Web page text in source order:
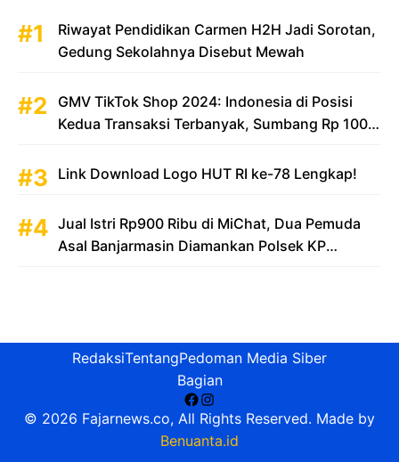
Riwayat Pendidikan Carmen H2H Jadi Sorotan,
Gedung Sekolahnya Disebut Mewah
GMV TikTok Shop 2024: Indonesia di Posisi
Kedua Transaksi Terbanyak, Sumbang Rp 100
Link Download Logo HUT RI ke-78 Lengkap!
Jual Istri Rp900 Ribu di MiChat, Dua Pemuda
Asal Banjarmasin Diamankan Polsek KP
RedaksiTentangPedoman Media Siber
Bagian
Facebook
Instagram
© 2026 Fajarnews.co, All Rights Reserved. Made by
Benuanta.id